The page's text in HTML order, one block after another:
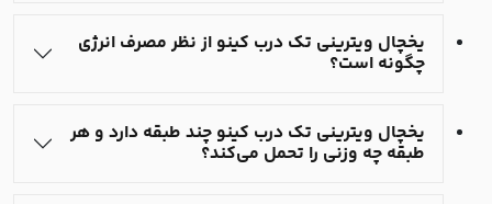
یخچال ویترینی تک درب کینو از نظر مصرف انرژی
چگونه است؟
یخچال ویترینی تک درب کینو چند طبقه دارد و هر
طبقه چه وزنی را تحمل می‌کند؟